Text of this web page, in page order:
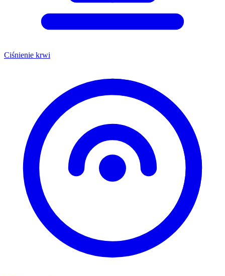
Ciśnienie krwi